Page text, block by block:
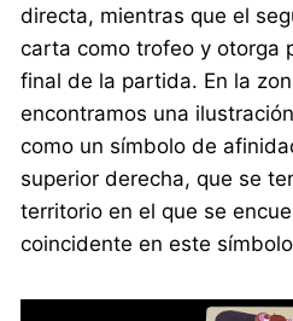
directa, mientras que el
carta como trofeo y otorga
final de la partida. En la
encontramos una
como un símbolo de
superior derecha, que se
territorio en el que se
coincidente en este